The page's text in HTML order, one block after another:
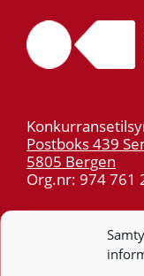
Postboks 439
5805 Bergen
Org.nr: 974 761
55 59